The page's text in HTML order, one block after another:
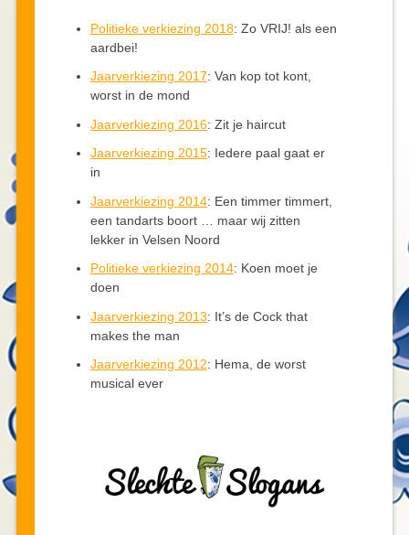
Politieke verkiezing 2018: Zo VRIJ! als een
aardbei!
Jaarverkiezing 2017: Van kop tot kont,
worst in de mond
Jaarverkiezing 2016: Zit je haircut
Jaarverkiezing 2015: Iedere paal gaat er
in
Jaarverkiezing 2014: Een timmer timmert,
een tandarts boort … maar wij zitten
lekker in Velsen Noord
Politieke verkiezing 2014: Koen moet je
doen
Jaarverkiezing 2013: It’s de Cock that
makes the man
Jaarverkiezing 2012: Hema, de worst
musical ever